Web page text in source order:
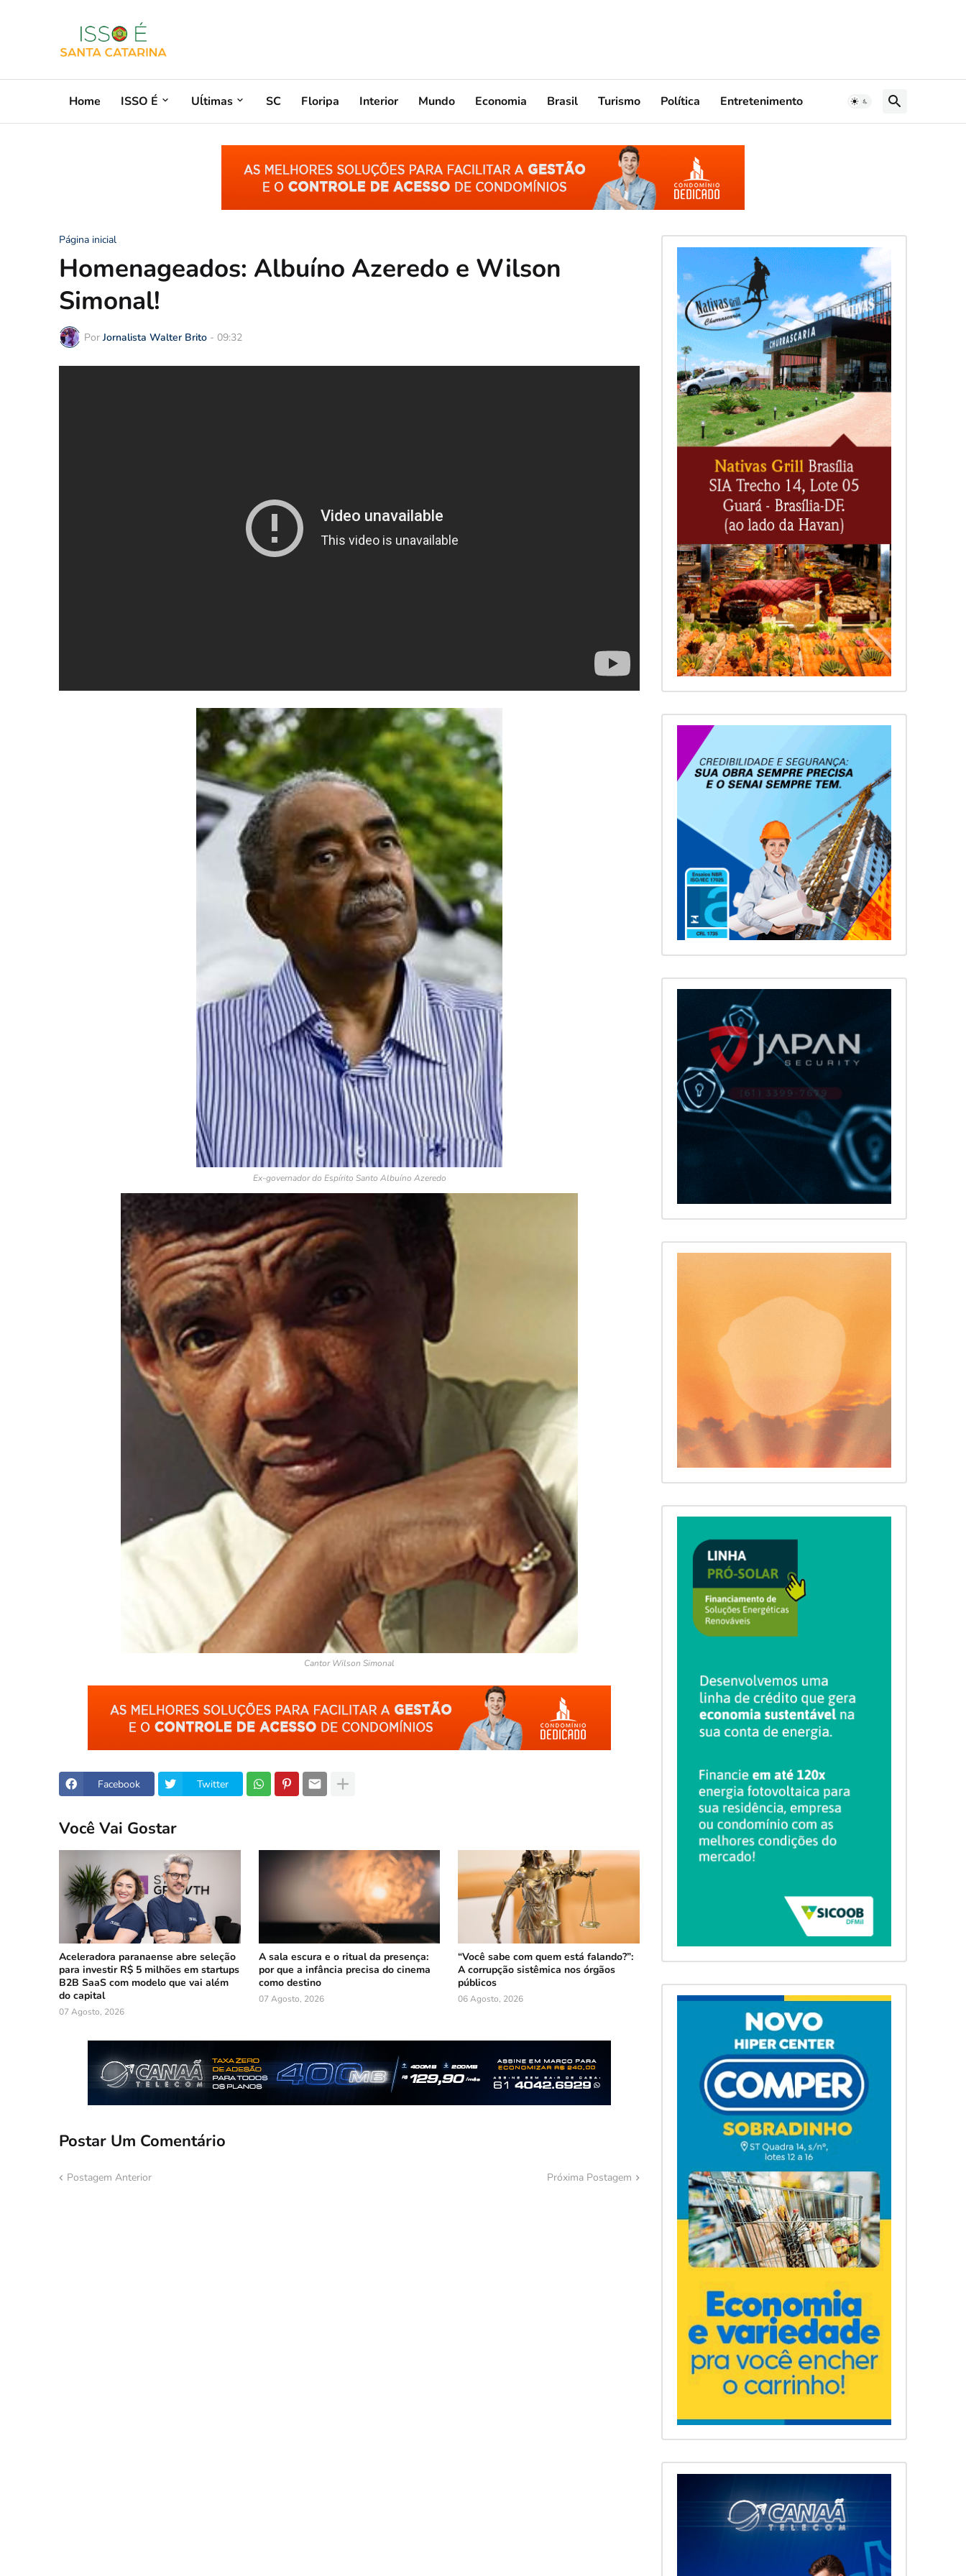
Home ISSO É Uĺtimas SC Floripa Interior Mundo Economia Brasil Turismo Política Entretenimento
Página inicial
Homenageados: Albuíno Azeredo e Wilson
Simonal!
Por Jornalista Walter Brito - 09:32
Ex-governador do Espírito Santo Albuíno Azeredo
Cantor Wilson Simonal
Facebook Twitter
Você Vai Gostar
Aceleradora paranaense abre seleção
para investir R$ 5 milhões em startups
B2B SaaS com modelo que vai além
do capital
07 Agosto, 2026
A sala escura e o ritual da presença:
por que a infância precisa do cinema
como destino
07 Agosto, 2026
“Você sabe com quem está falando?”:
A corrupção sistêmica nos órgãos
públicos
06 Agosto, 2026
Postar Um Comentário
Postagem Anterior Próxima Postagem